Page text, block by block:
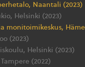
Naantali (2023)
Helsinki (2023)
monitoimikeskus,
(2023)
Helsinki (2023)
(2022)